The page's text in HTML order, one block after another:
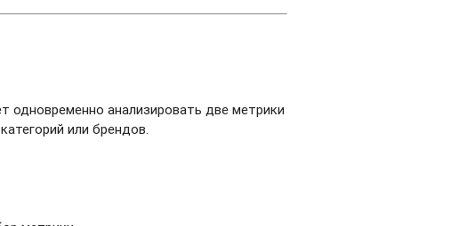
одновременно анализировать две метрики
или брендов.